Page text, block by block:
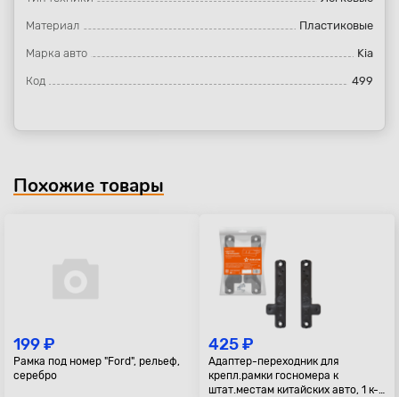
Материал Пластиковые
Марка авто Kia
Код 499
Похожие товары
199 ₽
Рамка под номер "Ford", рельеф,
серебро
425 ₽
Адаптер-переходник для
крепл.рамки госномера к
штат.местам китайских авто, 1 к-